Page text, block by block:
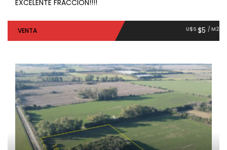
EXCELENTE FRACCION!!!!
VENTA U$S $5 / M2